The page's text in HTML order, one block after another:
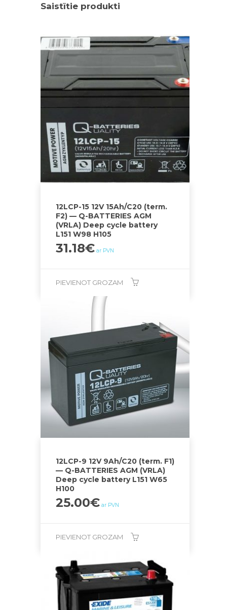
Saistītie produkti
12LCP-15 12V 15Ah/C20 (term.
F2) — Q-BATTERIES AGM
(VRLA) Deep cycle battery
L151 W98 H105
31.18€ ar PVN
PIEVIENOT GROZAM
12LCP-9 12V 9Ah/C20 (term. F1)
— Q-BATTERIES AGM (VRLA)
Deep cycle battery L151 W65
H100
25.00€ ar PVN
PIEVIENOT GROZAM